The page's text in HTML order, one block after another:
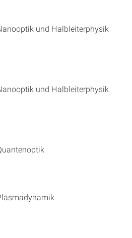
und Halbleiterphysik
und Halbleiterphysik